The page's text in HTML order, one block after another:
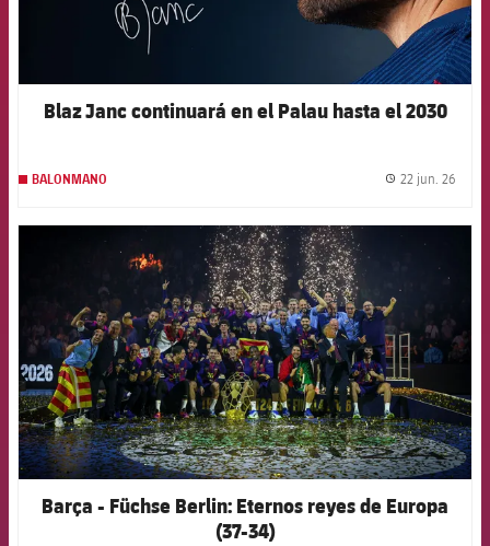
Blaz Janc continuará en el Palau hasta el 2030
BALONMANO 22 jun. 26
FCB Barcelona badge
Barça - Füchse Berlin: Eternos reyes de Europa
(37-34)